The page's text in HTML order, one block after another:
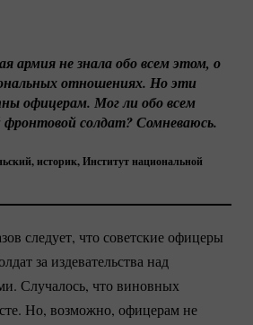
историк, Институт национальной
армия не знала обо всем этом, о
отношениях. Но эти
офицерам. Мог ли обо всем
солдат? Сомневаюсь.
следует, что советские офицеры
за издевательства над
Случалось, что виновных
Но, возможно, офицерам не